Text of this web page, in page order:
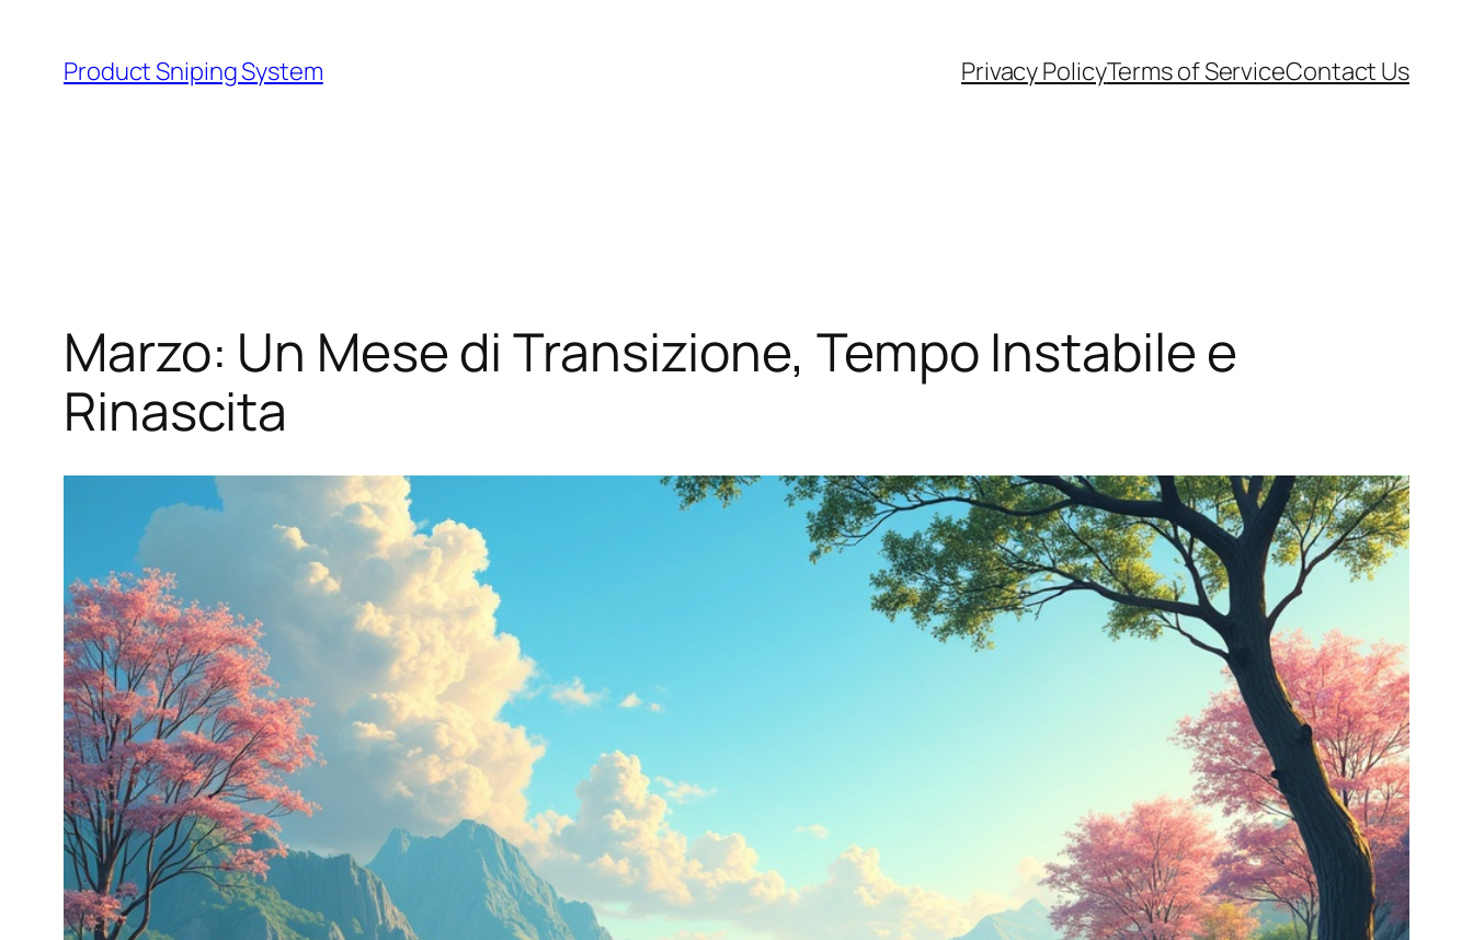
content
Product Sniping System Privacy PolicyTerms of ServiceContact Us
Marzo: Un Mese di Transizione, Tempo Instabile e
Rinascita